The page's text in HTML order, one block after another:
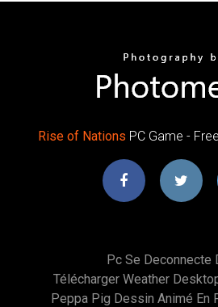
Rise of Nations PC Game -
Pc Se Deconnecte
Télécharger Weather
Peppa Pig Dessin Animé En